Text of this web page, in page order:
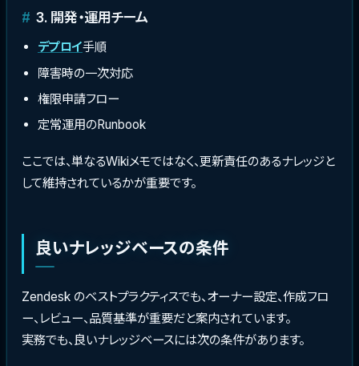
3. 開発・運用チーム
デプロイ手順
障害時の一次対応
権限申請フロー
定常運用のRunbook
ここでは、単なるWikiメモではなく、更新責任のあるナレッジと
して維持されているかが重要です。
良いナレッジベースの条件
Zendesk のベストプラクティスでも、オーナー設定、作成フロ
ー、レビュー、品質基準が重要だと案内されています。
実務でも、良いナレッジベースには次の条件があります。